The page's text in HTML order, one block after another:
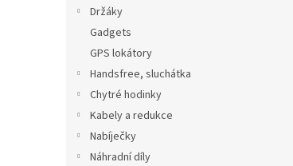
Držáky
Gadgets
GPS lokátory
Handsfree, sluchátka
Chytré hodinky
Kabely a redukce
Nabíječky
Náhradní díly